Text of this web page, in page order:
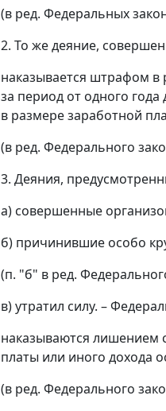
(в ред. Федеральных
2. То же деяние,
наказывается штрафом в
за период от одного
в размере заработной
(в ред. Федерального
3. Деяния,
а) совершенные
б) причинившие особо
(п. "б" в ред.
в) утратил силу. –
наказываются лишением
платы или иного дохода
(в ред. Федерального